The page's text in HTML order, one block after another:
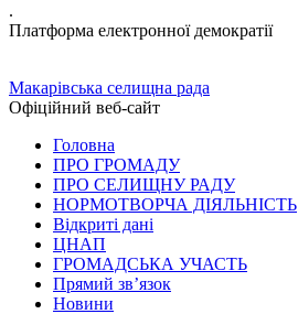
.
Платформа електронної демократії
Макарівська селищна рада
Офіційний веб-сайт
Головна
ПРО ГРОМАДУ
ПРО СЕЛИЩНУ РАДУ
НОРМОТВОРЧА ДІЯЛЬНІСТЬ
Відкриті дані
ЦНАП
ГРОМАДСЬКА УЧАСТЬ
Прямий зв’язок
Новини